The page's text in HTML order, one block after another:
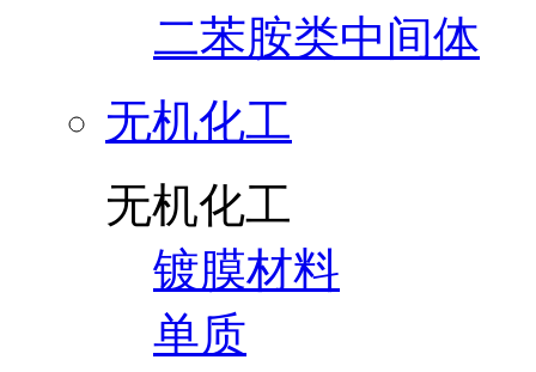
二苯胺类中间体
无机化工
无机化工
镀膜材料
单质